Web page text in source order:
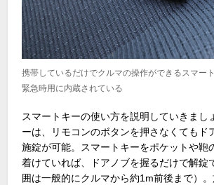
携帯しているだけでクルマの操作ができるスマー
緊急時用に内蔵されている
スマートキーの使い方を説明していきまし
ーは、リモコンのボタンを押さなくてもド
施錠が可能。スマートキーをポケットや鞄
着けていれば、ドアノブを握るだけで解錠
囲は一般的にクルマから約1m前後まで）。